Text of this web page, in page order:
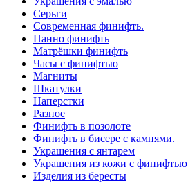
Серьги
Современная финифть.
Панно финифть
Матрёшки финифть
Часы с финифтью
Магниты
Шкатулки
Наперстки
Разное
Финифть в позолоте
Финифть в бисере с камнями.
Украшения с янтарем
Украшения из кожи с финифтью
Изделия из бересты